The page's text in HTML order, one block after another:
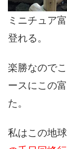
ミニチュア
登れる。
楽勝なので
ースにこの
た。
私はこの地